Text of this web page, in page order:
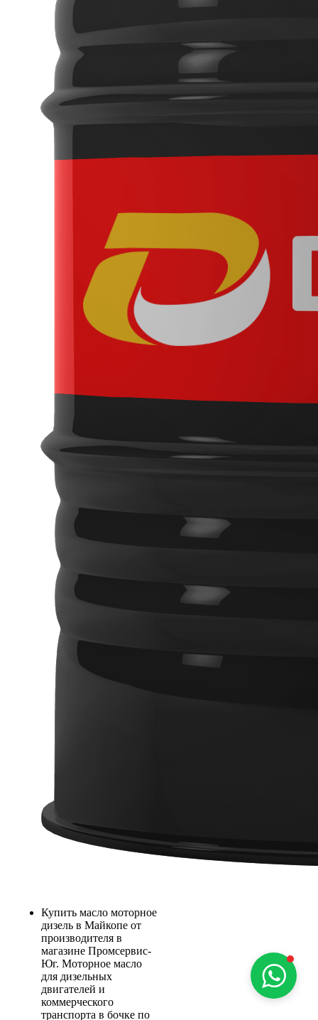
Купить масло моторное
дизель в Майкопе от
производителя в
магазине Промсервис-
Юг. Моторное масло
для дизельных
двигателей и
коммерческого
транспорта в бочке по